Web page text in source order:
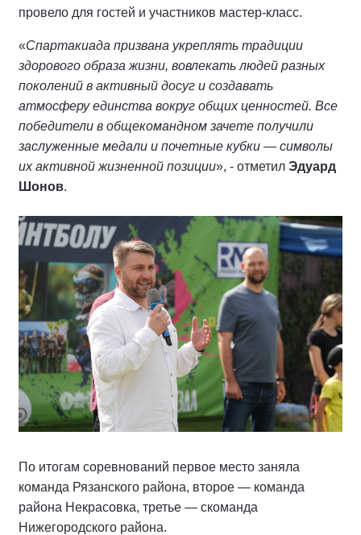
провело для гостей и участников мастер-класс.
«Спартакиада призвана укреплять традиции
здорового образа жизни, вовлекать людей разных
поколений в активный досуг и создавать
атмосферу единства вокруг общих ценностей. Все
победители в общекомандном зачете получили
заслуженные медали и почетные кубки — символы
их активной жизненной позиции», - отметил Эдуард
Шонов.
По итогам соревнований первое место заняла
команда Рязанского района, второе — команда
района Некрасовка, третье — скоманда
Нижегородского района.